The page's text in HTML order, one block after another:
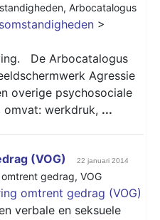
, Arbocatalogus
>
De Arbocatalogus
Agressie
overige psychosociale
omvat: werkdruk, ...
(VOG) 22 januari 2014
gedrag, VOG
omtrent gedrag (VOG)
verbale en seksuele